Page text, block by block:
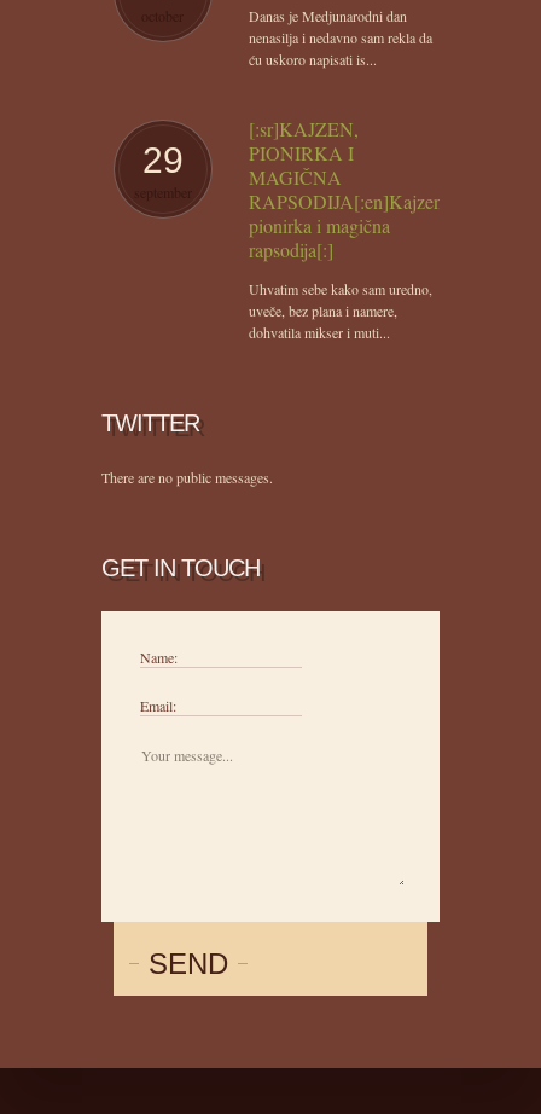
Danas je Medjunarodni dan
nenasilja i nedavno sam rekla da
ću uskoro napisati is...
29
[:sr]KAJZEN,
PIONIRKA I
MAGIČNA
RAPSODIJA[:en]Kajzen,
pionirka i magična
rapsodija[:]
Uhvatim sebe kako sam uredno,
uveče, bez plana i namere,
dohvatila mikser i muti...
TWITTER
There are no public messages.
GET IN TOUCH
Name:
Email:
SEND